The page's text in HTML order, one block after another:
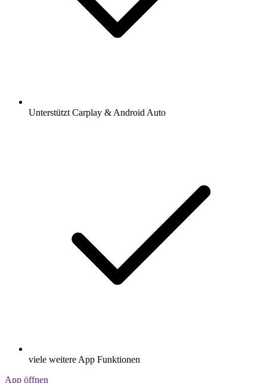
Unterstützt Carplay & Android Auto
viele weitere App Funktionen
App öffnen